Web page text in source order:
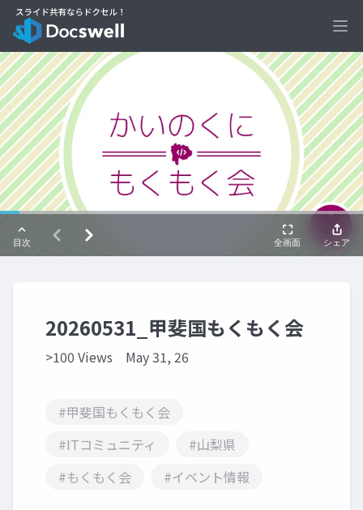
20260531_甲斐国もくもく会
>100 Views May 31, 26
#甲斐国もくもく会
#ITコミュニティ
#山梨県
#もくもく会
#イベント情報